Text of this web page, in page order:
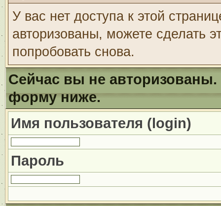
У вас нет доступа к этой
авторизованы, можете сделать
попробовать снова.
Сейчас вы не авторизованы.
форму ниже.
Имя пользователя (login)
Пароль